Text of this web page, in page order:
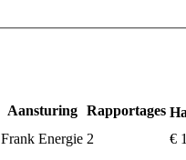
Aansturing Rapportages
Frank Energie 2 €